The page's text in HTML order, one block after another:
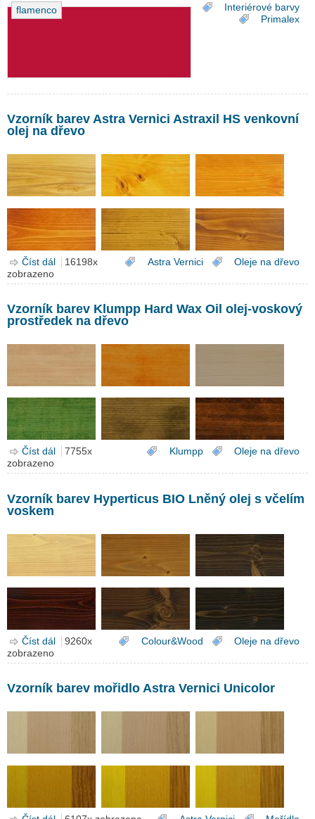
flamenco
Interiérové barvy
Primalex
Vzorník barev Astra Vernici Astraxil HS venkovní
olej na dřevo
Oleje na dřevo
Astra Vernici
Číst dál
Vzorník barev Astra Vernici Astraxil HS venkovní olej na
16198x
zobrazeno
Vzorník barev Klumpp Hard Wax Oil olej-voskový
prostředek na dřevo
Oleje na dřevo
Klumpp
Číst dál
Vzorník barev Klumpp Hard Wax Oil olej-voskový
7755x
zobrazeno
Vzorník barev Hyperticus BIO Lněný olej s včelím
voskem
Oleje na dřevo
Colour&Wood
Číst dál Vzorník barev Hyperticus BIO Lněný olej s včelím voskem
9260x
zobrazeno
Vzorník barev mořidlo Astra Vernici Unicolor